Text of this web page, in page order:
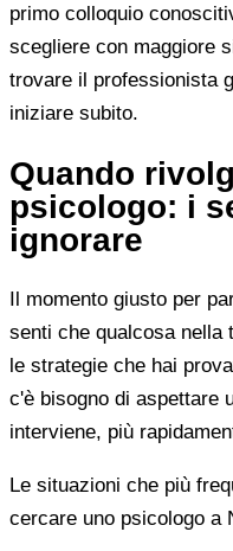
primo colloquio
scegliere con maggiore
trovare il professionista
iniziare subito.
Quando
psicologo: i
ignorare
Il momento giusto per
senti che qualcosa nella
le strategie che hai
c'è bisogno di aspettare
interviene, più
Le situazioni che più
cercare uno psicologo a